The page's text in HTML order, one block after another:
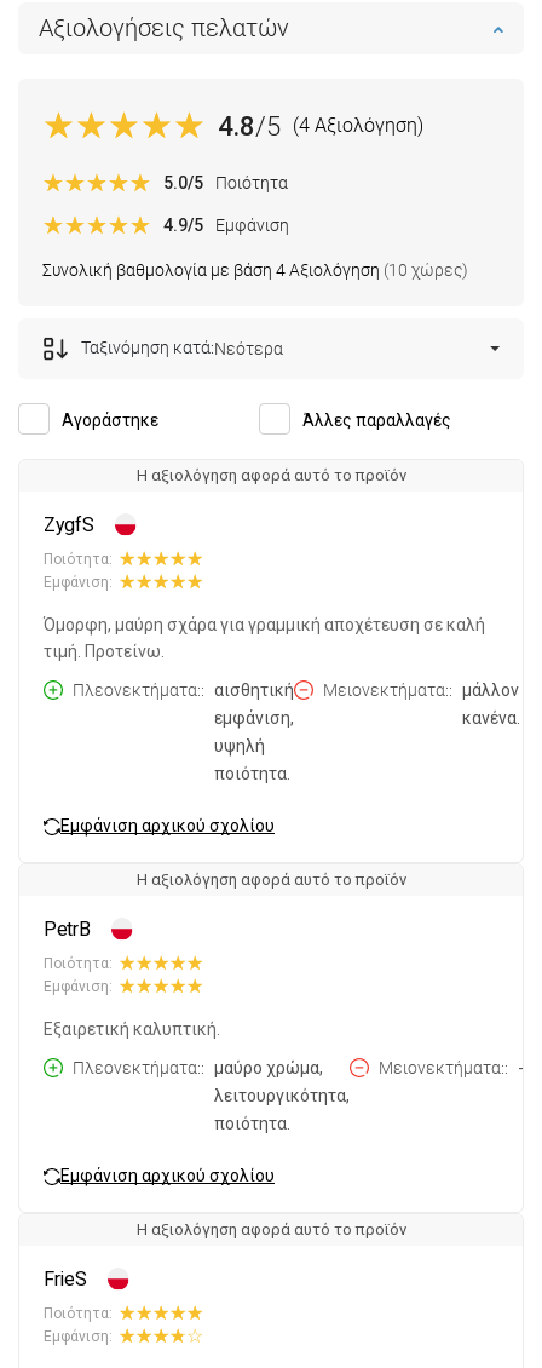
Αξιολογήσεις πελατών
4.8/5 (4 Αξιολόγηση)
Συνολική βαθμολογία με βάση 4 Αξιολόγηση (10 χώρες)
5.0/5 Ποιότητα
4.9/5 Εμφάνιση
Αγοράστηκε Άλλες παραλλαγές
Ταξινόμηση κατά:Νεότερα
Η αξιολόγηση αφορά αυτό το προϊόν
ZygfS
Ποιότητα:
Εμφάνιση:
Όμορφη, μαύρη σχάρα για γραμμική αποχέτευση σε καλή
τιμή. Προτείνω.
Πλεονεκτήματα:
αισθητική
εμφάνιση,
υψηλή
ποιότητα.
Μειονεκτήματα:
μάλλον
κανένα.
Εμφάνιση αρχικού σχολίου
Η αξιολόγηση αφορά αυτό το προϊόν
PetrB
Ποιότητα:
Εμφάνιση:
Εξαιρετική καλυπτική.
Πλεονεκτήματα:
μαύρο χρώμα,
λειτουργικότητα,
ποιότητα.
Μειονεκτήματα: -
Εμφάνιση αρχικού σχολίου
Η αξιολόγηση αφορά αυτό το προϊόν
FrieS
Ποιότητα:
Εμφάνιση: